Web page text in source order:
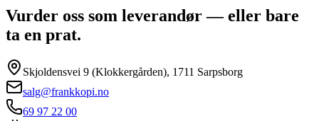
Vurder oss som leverandør — eller bare
ta en prat.
Skjoldensvei 9 (Klokkergården), 1711 Sarpsborg
salg@frankkopi.no
69 97 22 00